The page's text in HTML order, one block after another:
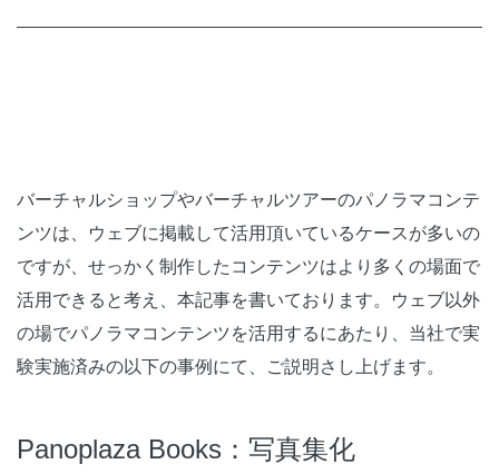
バーチャルショップやバーチャルツアーのパノラマコンテ
ンツは、ウェブに掲載して活用頂いているケースが多いの
ですが、せっかく制作したコンテンツはより多くの場面で
活用できると考え、本記事を書いております。ウェブ以外
の場でパノラマコンテンツを活用するにあたり、当社で実
験実施済みの以下の事例にて、ご説明さし上げます。
Panoplaza Books：写真集化